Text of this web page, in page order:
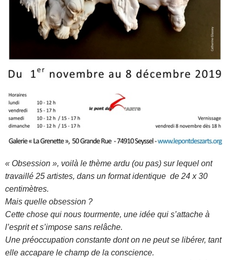
« Obsession », voilà le thème ardu (ou pas) sur lequel ont
travaillé 25 artistes, dans un format identique de 24 x 30
centimètres.
Mais quelle obsession ?
Cette chose qui nous tourmente, une idée qui s’attache à
l’esprit et s’impose sans relâche.
Une préoccupation constante dont on ne peut se libérer, tant
elle accapare le champ de la conscience.